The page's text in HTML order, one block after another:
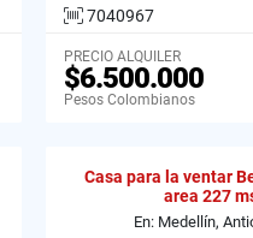
7040967
PRECIO ALQUILER
$6.500.000
Pesos Colombianos
Casa para la ventar
area 227
En: Medellín,